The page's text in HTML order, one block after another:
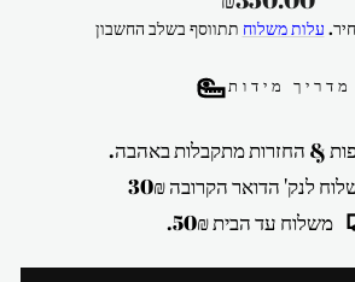
רגיל
עלות משלוח תתווסף בשלב החשבון
מדריך מידות
& החזרות מתקבלות באהבה.
לנק' הדואר הקרובה 30₪
משלוח עד הבית 50₪.